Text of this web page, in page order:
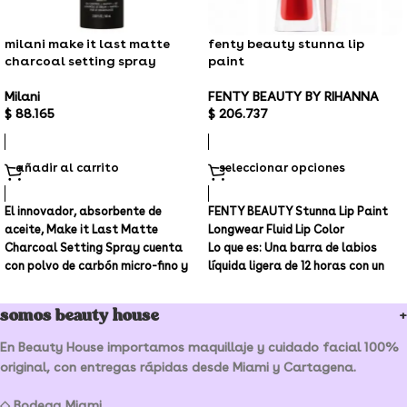
milani make it last matte
charcoal setting spray
Milani
$ 88.165
añadir al carrito
El innovador, absorbente de
aceite, Make it Last Matte
Charcoal Setting Spray cuenta
con polvo de carbón micro-fino y
reducir la apariencia de los poros
y matificar la piel por hasta 16
horas.
fenty beauty stunna lip
paint
FENTY BEAUTY BY RIHANNA
$ 206.737
seleccionar opciones
FENTY BEAUTY Stunna Lip Paint
Longwear Fluid Lip Color
Lo que es: Una barra de labios
líquida ligera de 12 horas con un
en una gama de tonos llamativos
tonos de piel.
somos beauty house
En Beauty House importamos maquillaje y cuidado facial 100%
original, con entregas rápidas desde Miami y Cartagena.